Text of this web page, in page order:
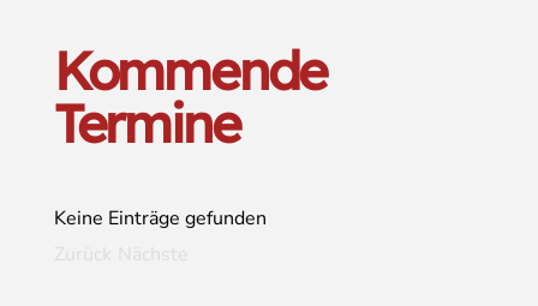
Kommende
Termine
Keine Einträge gefunden